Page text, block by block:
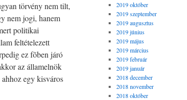
törvény nem tilt,
nem jogi, hanem
politikai
feltételezett
ez fõben járó
az államelnök
egy kisváros
2019 október
2019 szeptember
2019 augusztus
2019 június
2019 május
2019 március
2019 február
2019 január
2018 december
2018 november
2018 október